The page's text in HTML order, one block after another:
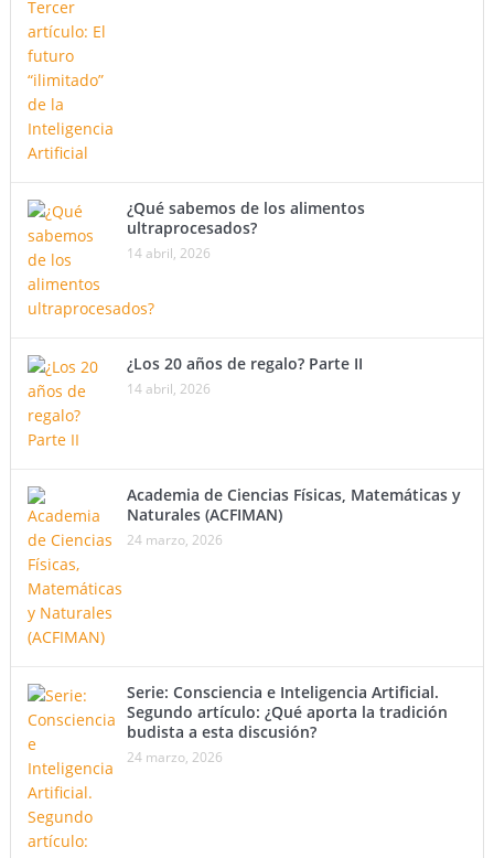
¿Qué sabemos de los alimentos
ultraprocesados?
14 abril, 2026
¿Los 20 años de regalo? Parte II
14 abril, 2026
Academia de Ciencias Físicas, Matemáticas y
Naturales (ACFIMAN)
24 marzo, 2026
Serie: Consciencia e Inteligencia Artificial.
Segundo artículo: ¿Qué aporta la tradición
budista a esta discusión?
24 marzo, 2026